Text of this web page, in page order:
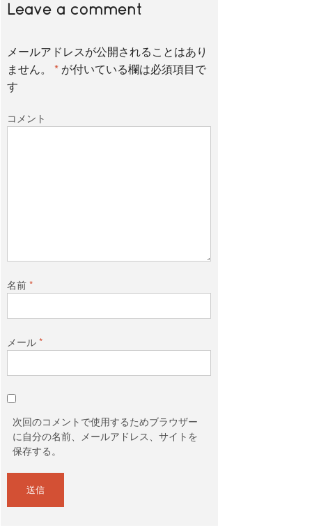
Leave a comment
メールアドレスが公開されることはあり
ません。
* が付いている欄は必須項目で
す
コメント
名前*
メール*
次回のコメントで使用するためブラウザー
に自分の名前、メールアドレス、サイトを
保存する。